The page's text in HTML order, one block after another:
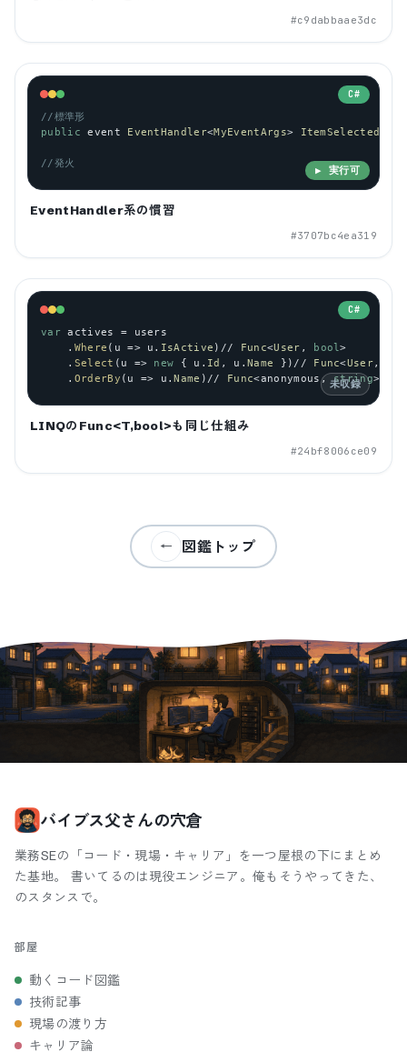
#c9dabbaae3dc
C#
//標準形
public
event EventHandler<MyEventArgs> ItemSelected
//発火
▶ 実行可
EventHandler系の慣習
#3707bc4ea319
C#
var actives =
users
    .
Where ( u => u . IsActive )// Func<User , bool>
    .
Select ( u => new { u . Id , u . Name })// Func<User,
    .
OrderBy ( u => u .Name )// Func<anonymous, string>
未収録
LINQのFunc<T,bool>も同じ仕組み
#24bf8006ce09
← 図鑑トップ
バイブス父さんの穴倉
業務SEの「コード・現場・キャリア」を一つ屋根の下にまとめ
た基地。 書いてるのは現役エンジニア。俺もそうやってきた、
のスタンスで。
部屋
動くコード図鑑
技術記事
現場の渡り方
キャリア論